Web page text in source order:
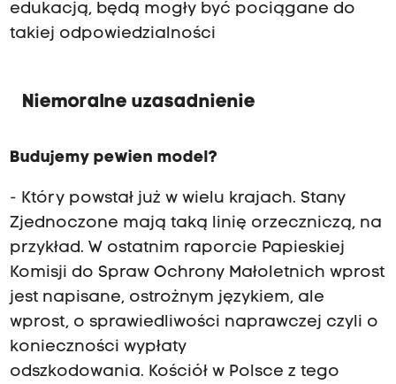
edukacją, będą mogły być pociągane do
takiej odpowiedzialności
Niemoralne uzasadnienie
Budujemy pewien model?
- Który powstał już w wielu krajach. Stany
Zjednoczone mają taką linię orzeczniczą, na
przykład. W ostatnim raporcie Papieskiej
Komisji do Spraw Ochrony Małoletnich wprost
jest napisane, ostrożnym językiem, ale
wprost, o sprawiedliwości naprawczej czyli o
konieczności wypłaty
odszkodowania. Kościół w Polsce z tego